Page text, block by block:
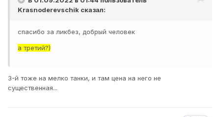
Krasnoderevschik сказал:
спасибо за ликбез, добрый человек
а третий?)
3-й тоже на мелко танки, и там цена на него не
существенная...